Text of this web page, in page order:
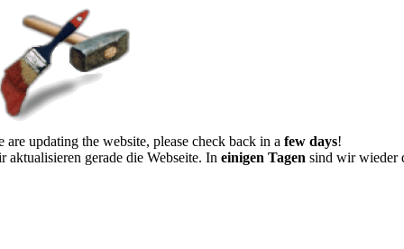
are updating the website, please check back in a few days!
aktualisieren gerade die Webseite. In einigen Tagen sind wir wieder